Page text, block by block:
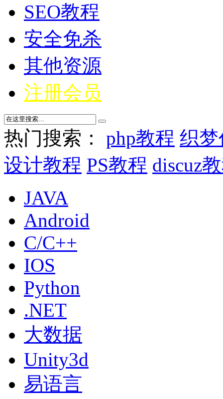
SEO教程
安全免杀
其他资源
注册会员
热门搜索： php教程 织
设计教程 PS教程 discuz
JAVA
Android
C/C++
IOS
Python
.NET
大数据
Unity3d
易语言